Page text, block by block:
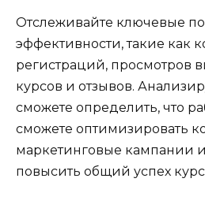
Отслеживайте ключевые
эффективности, такие как
регистраций, просмотров
курсов и отзывов.
сможете определить, что
сможете оптимизировать
маркетинговые кампании
повысить общий успех